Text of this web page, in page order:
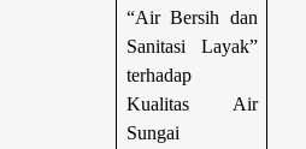
“Air Bersih dan
Sanitasi Layak”
terhadap
Kualitas Air
Sungai